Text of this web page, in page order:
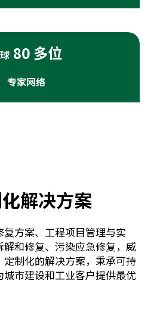
80 多位
专家网络
解决方案
方案、工程项目管理与实
和修复、污染应急修复，威
制化的解决方案，秉承可持
市建设和工业客户提供最优